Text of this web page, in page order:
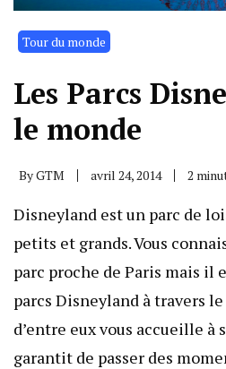
Tour du monde
Les Parcs
le monde
ByGTM avril 24, 2014 2
Disneyland est un parc de
petits et grands. Vous
parc proche de Paris mais il
parcs Disneyland à travers
d’entre eux vous accueille à
garantit de passer des